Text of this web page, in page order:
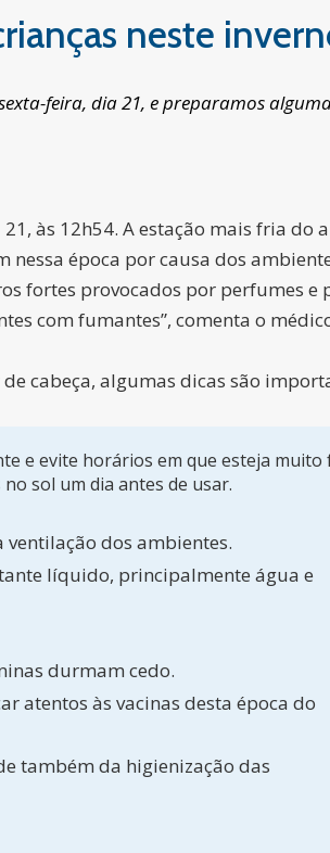
neste
feira, dia 21, e preparamos
às 12h54. A estação mais fria
época por causa dos
fortes provocados por perfumes
com fumantes”, comenta o
cabeça, algumas dicas são
e evite horários em que esteja
sol um dia antes de usar.
ventilação dos ambientes.
líquido, principalmente água e
durmam cedo.
atentos às vacinas desta época do
também da higienização das